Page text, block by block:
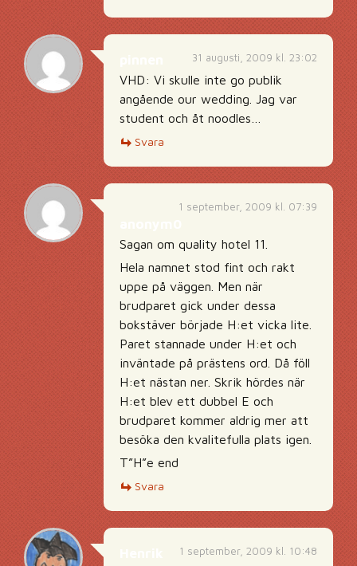
31 augusti, 2009 kl. 23:02
VHD: Vi skulle inte go publik
angående our wedding. Jag var
student och åt noodles…
Svara
1 september, 2009 kl. 07:39
Sagan om quality hotel 11.
Hela namnet stod fint och rakt
uppe på väggen. Men när
brudparet gick under dessa
bokstäver började H:et vicka lite.
Paret stannade under H:et och
inväntade på prästens ord. Då föll
H:et nästan ner. Skrik hördes när
H:et blev ett dubbel E och
brudparet kommer aldrig mer att
besöka den kvalitefulla plats igen.
T”H”e end
Svara
1 september, 2009 kl. 10:48